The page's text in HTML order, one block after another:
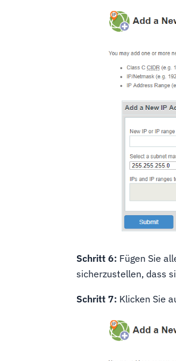
Schritt 6: Fügen Sie
sicherzustellen, dass
Schritt 7: Klicken Sie